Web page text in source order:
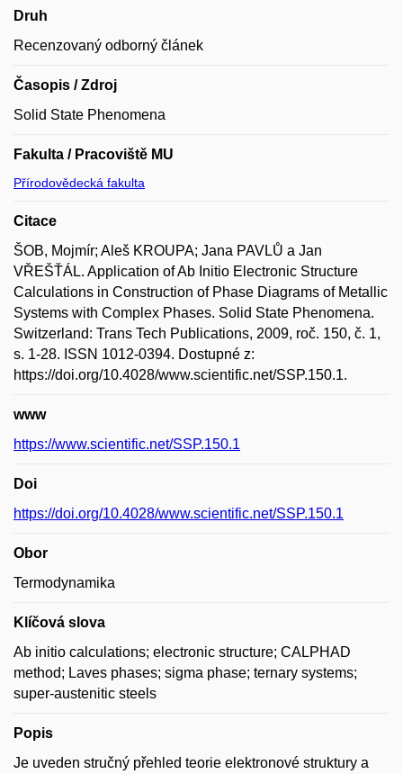
Druh
Recenzovaný odborný článek
Časopis / Zdroj
Solid State Phenomena
Fakulta / Pracoviště MU
Přírodovědecká fakulta
Citace
ŠOB, Mojmír; Aleš KROUPA; Jana PAVLŮ a Jan
VŘEŠŤÁL. Application of Ab Initio Electronic Structure
Calculations in Construction of Phase Diagrams of Metallic
Systems with Complex Phases. Solid State Phenomena.
Switzerland: Trans Tech Publications, 2009, roč. 150, č. 1,
s. 1-28. ISSN 1012-0394. Dostupné z:
https://doi.org/10.4028/www.scientific.net/SSP.150.1.
www
https://www.scientific.net/SSP.150.1
Doi
https://doi.org/10.4028/www.scientific.net/SSP.150.1
Obor
Termodynamika
Klíčová slova
Ab initio calculations; electronic structure; CALPHAD
method; Laves phases; sigma phase; ternary systems;
super-austenitic steels
Popis
Je uveden stručný přehled teorie elektronové struktury a